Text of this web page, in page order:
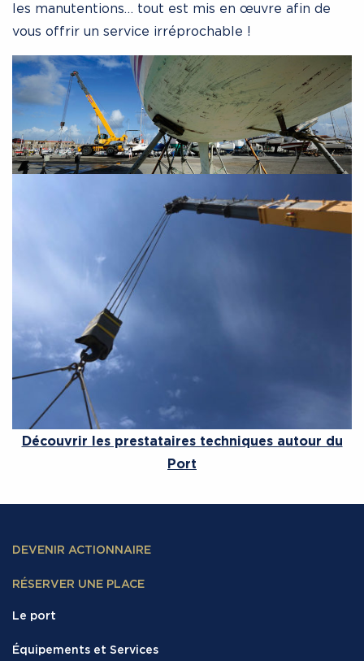
les manutentions… tout est mis en œuvre afin de
vous offrir un service irréprochable !
Découvrir les prestataires techniques autour du
Port
DEVENIR ACTIONNAIRE
RÉSERVER UNE PLACE
Le port
Équipements et Services